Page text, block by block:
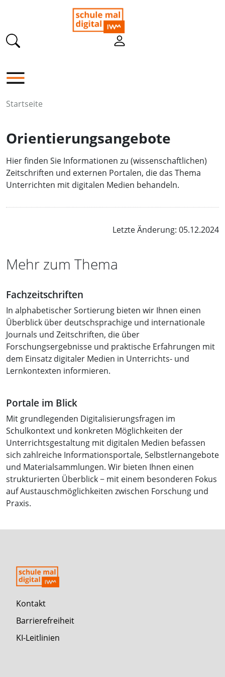
Startseite
Orientierungsangebote
Hier finden Sie Informationen zu (wissenschaftlichen)
Zeitschriften und externen Portalen, die das Thema
Unterrichten mit digitalen Medien behandeln.
Letzte Änderung: 05.12.2024
Mehr zum Thema
Fachzeitschriften
In alphabetischer Sortierung bieten wir Ihnen einen
Überblick über deutschsprachige und internationale
Journals und Zeitschriften, die über
Forschungsergebnisse und praktische Erfahrungen mit
dem Einsatz digitaler Medien in Unterrichts- und
Lernkontexten informieren.
Portale im Blick
Mit grundlegenden Digitalisierungsfragen im
Schulkontext und konkreten Möglichkeiten der
Unterrichtsgestaltung mit digitalen Medien befassen
sich zahlreiche Informationsportale, Selbstlernangebote
und Materialsammlungen. Wir bieten Ihnen einen
strukturierten Überblick − mit einem besonderen Fokus
auf Austauschmöglichkeiten zwischen Forschung und
Praxis.
Kontakt
Barrierefreiheit
KI-Leitlinien